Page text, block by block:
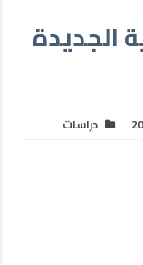
الجديدة
دراسات